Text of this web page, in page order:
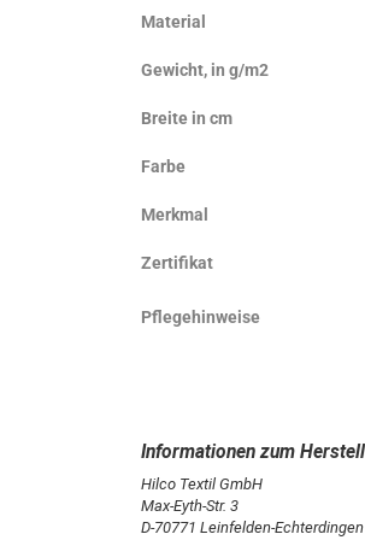
Material
Gewicht, in g/m2
Breite in cm
Farbe
Merkmal
Zertifikat
Pflegehinweise
Hilco Textil GmbH
Max-Eyth-Str. 3
D-70771 Leinfelden-Echterdingen